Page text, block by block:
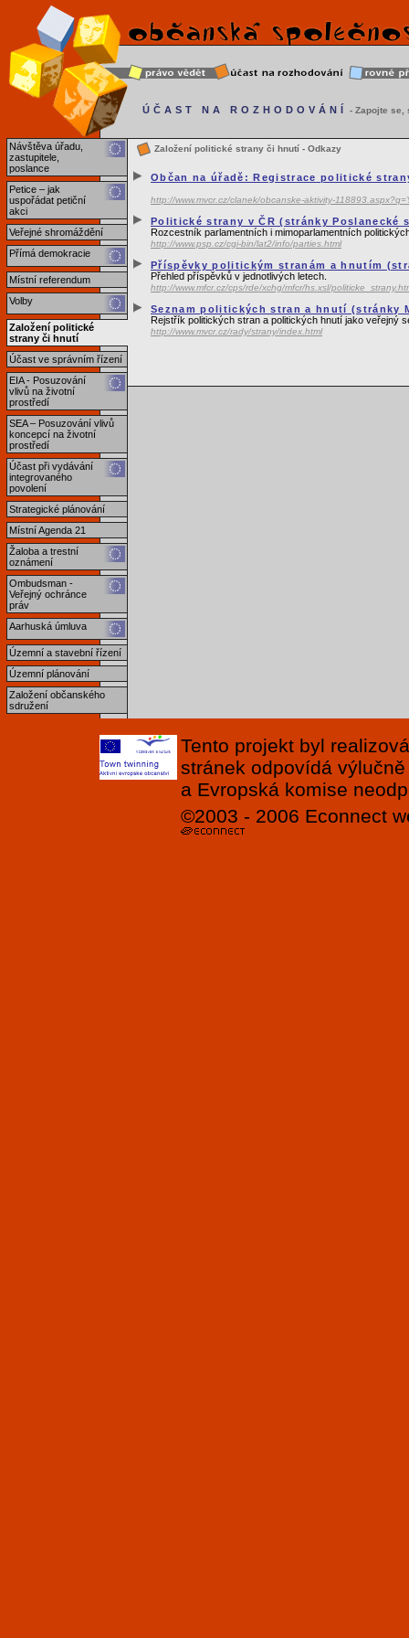
Návštěva úřadu,
zastupitele,
poslance
Petice – jak
uspořádat petiční
akci
Veřejné shromáždění
Přímá demokracie
Místní referendum
Volby
Založení politické
strany či hnutí
Účast ve správním řízení
EIA - Posuzování
vlivů na životní
prostředí
SEA – Posuzování vlivů
koncepcí na životní
prostředí
Účast při vydávání
integrovaného
povolení
Strategické plánování
Místní Agenda 21
Žaloba a trestní
oznámení
Ombudsman -
Veřejný ochránce
práv
Aarhuská úmluva
Územní a stavební řízení
Územní plánování
Založení občanského
sdružení
ÚČAST NA ROZHODOVÁNÍ - Zapojte se,
Založení politické strany či hnutí - Odkazy
Občan na úřadě: Registrace politické
http://www.mvcr.cz/clanek/obcanske-aktivity-
Politické strany v ČR (stránky Poslanecké
Rozcestník parlamentních i mimoparlamentních
http://www.psp.cz/cgi-bin/lat2/info/parties.html
Příspěvky politickým stranám a hnutím
Přehled příspěvků v jednotlivých letech.
http://www.mfcr.cz/cps/rde/xchg/mfcr/hs.xsl/
Seznam politických stran a hnutí (stránky
Rejstřík politických stran a politických hnutí jako veřejný
http://www.mvcr.cz/rady/strany/index.html
Tento projekt byl
stránek odpovídá
a Evropská komise
©2003 - 2006 Econnect